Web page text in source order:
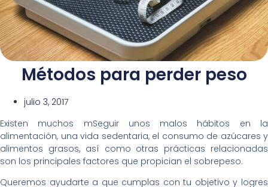
Métodos para perder peso
julio 3, 2017
Existen muchos mSeguir unos malos hábitos en la
alimentación, una vida sedentaria, el consumo de azúcares y
alimentos grasos, así como otras prácticas relacionadas
son los principales factores que propician el sobrepeso.
Queremos ayudarte a que cumplas con tu objetivo y logres